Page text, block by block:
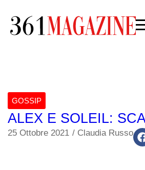
GOSSIP
ALEX E SOLEIL:
25 Ottobre 2021 / Claudia Russo